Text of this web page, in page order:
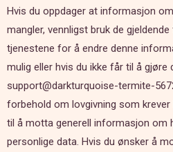
Hvis du oppdager at informasjon
mangler, vennligst bruk de
tjenestene for å endre denne
mulig eller hvis du ikke får til å
support@darkturquoise-termite-
forbehold om lovgivning som
til å motta generell informasjon om
personlige data. Hvis du ønsker å